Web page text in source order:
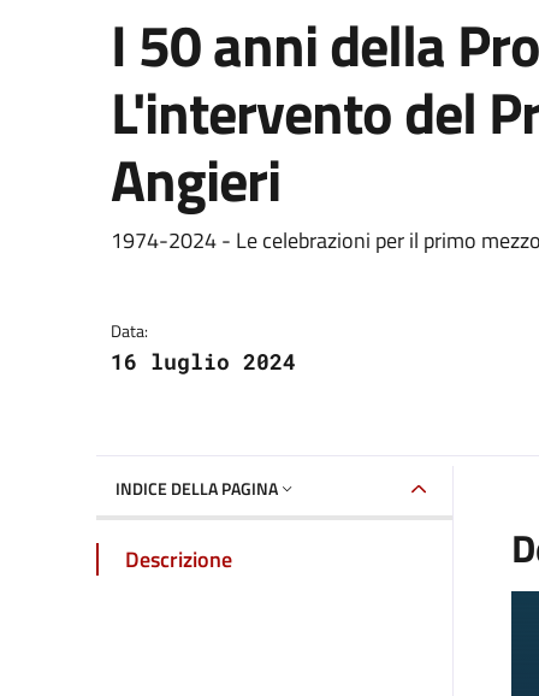
I 50 anni della
L'intervento del
Angieri
Dettaglio della
1974-2024 - Le celebrazioni per il primo
Data:
16 luglio 2024
INDICE DELLA PAGINA
Descrizione